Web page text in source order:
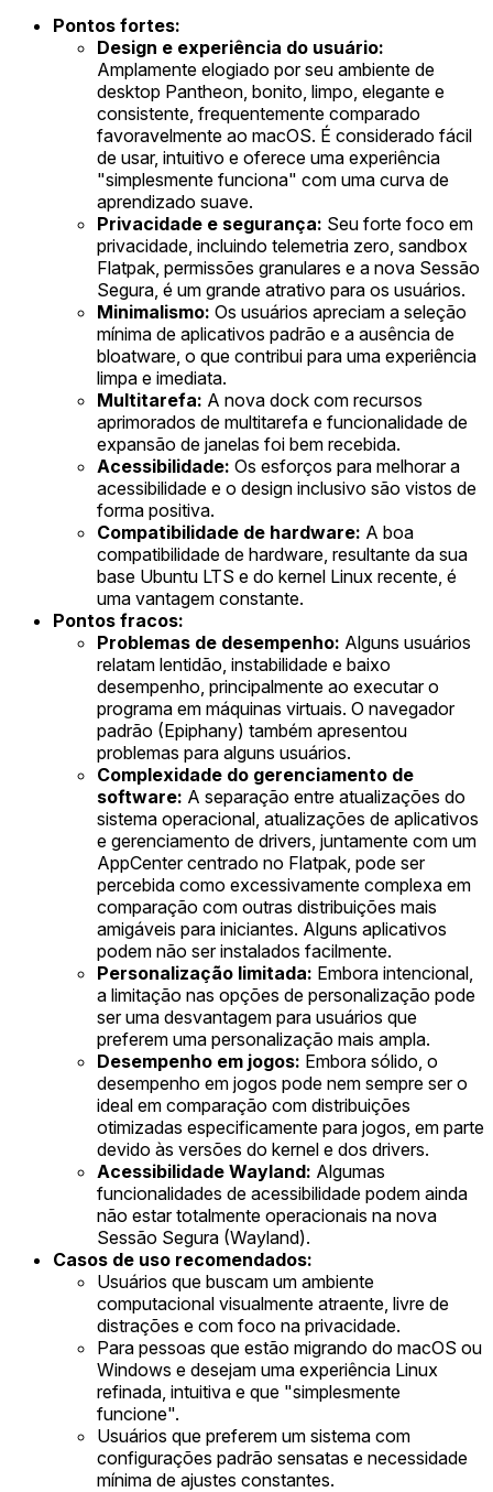
Pontos fortes:
Design e experiência do usuário:
Amplamente elogiado por seu ambiente de
desktop Pantheon, bonito, limpo, elegante e
consistente, frequentemente comparado
favoravelmente ao macOS. É considerado fácil
de usar, intuitivo e oferece uma experiência
"simplesmente funciona" com uma curva de
aprendizado suave.
Privacidade e segurança: Seu forte foco em
privacidade, incluindo telemetria zero, sandbox
Flatpak, permissões granulares e a nova Sessão
Segura, é um grande atrativo para os usuários.
Minimalismo: Os usuários apreciam a seleção
mínima de aplicativos padrão e a ausência de
bloatware, o que contribui para uma experiência
limpa e imediata.
Multitarefa: A nova dock com recursos
aprimorados de multitarefa e funcionalidade de
expansão de janelas foi bem recebida.
Acessibilidade: Os esforços para melhorar a
acessibilidade e o design inclusivo são vistos de
forma positiva.
Compatibilidade de hardware: A boa
compatibilidade de hardware, resultante da sua
base Ubuntu LTS e do kernel Linux recente, é
uma vantagem constante.
Pontos fracos:
Problemas de desempenho: Alguns usuários
relatam lentidão, instabilidade e baixo
desempenho, principalmente ao executar o
programa em máquinas virtuais. O navegador
padrão (Epiphany) também apresentou
problemas para alguns usuários.
Complexidade do gerenciamento de
software: A separação entre atualizações do
sistema operacional, atualizações de aplicativos
e gerenciamento de drivers, juntamente com um
AppCenter centrado no Flatpak, pode ser
percebida como excessivamente complexa em
comparação com outras distribuições mais
amigáveis para iniciantes. Alguns aplicativos
podem não ser instalados facilmente.
Personalização limitada: Embora intencional,
a limitação nas opções de personalização pode
ser uma desvantagem para usuários que
preferem uma personalização mais ampla.
Desempenho em jogos: Embora sólido, o
desempenho em jogos pode nem sempre ser o
ideal em comparação com distribuições
otimizadas especificamente para jogos, em parte
devido às versões do kernel e dos drivers.
Acessibilidade Wayland: Algumas
funcionalidades de acessibilidade podem ainda
não estar totalmente operacionais na nova
Sessão Segura (Wayland).
Casos de uso recomendados:
Usuários que buscam um ambiente
computacional visualmente atraente, livre de
distrações e com foco na privacidade.
Para pessoas que estão migrando do macOS ou
Windows e desejam uma experiência Linux
refinada, intuitiva e que "simplesmente
funcione".
Usuários que preferem um sistema com
configurações padrão sensatas e necessidade
mínima de ajustes constantes.